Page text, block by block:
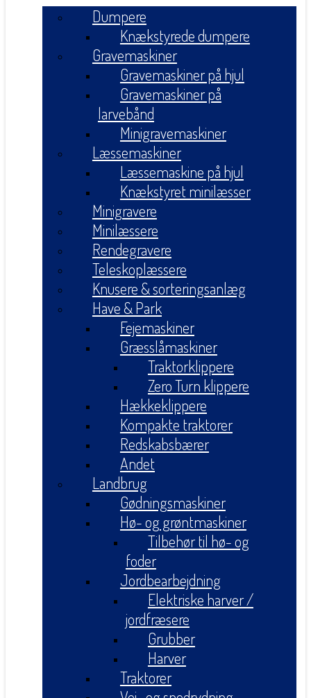
Dumpere
Knækstyrede dumpere
Gravemaskiner
Gravemaskiner på hjul
Gravemaskiner på
larvebånd
Minigravemaskiner
Læssemaskiner
Læssemaskine på hjul
Knækstyret minilæsser
Minigravere
Minilæssere
Rendegravere
Teleskoplæssere
Knusere & sorteringsanlæg
Have & Park
Fejemaskiner
Græsslåmaskiner
Traktorklippere
Zero Turn klippere
Hækkeklippere
Kompakte traktorer
Redskabsbærer
Andet
Landbrug
Gødningsmaskiner
Hø- og grøntmaskiner
Tilbehør til hø- og
foder
Jordbearbejdning
Elektriske harver /
jordfræsere
Grubber
Harver
Traktorer